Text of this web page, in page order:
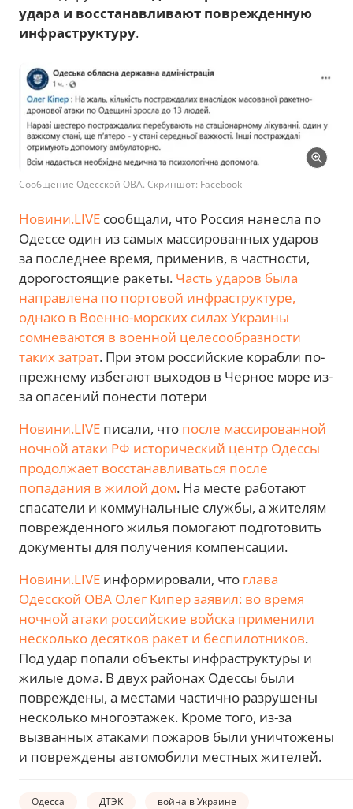
удара и восстанавливают поврежденную
инфраструктуру.
Сообщение Одесской ОВА. Скриншот: Facebook
Новини.LIVE сообщали, что Россия нанесла по
Одессе один из самых массированных ударов
за последнее время, применив, в частности,
дорогостоящие ракеты. Часть ударов была
направлена по портовой инфраструктуре,
однако в Военно-морских силах Украины
сомневаются в военной целесообразности
таких затрат. При этом российские корабли по-
прежнему избегают выходов в Черное море из-
за опасений понести потери
Новини.LIVE писали, что после массированной
ночной атаки РФ исторический центр Одессы
продолжает восстанавливаться после
попадания в жилой дом. На месте работают
спасатели и коммунальные службы, а жителям
поврежденного жилья помогают подготовить
документы для получения компенсации.
Новини.LIVE информировали, что глава
Одесской ОВА Олег Кипер заявил: во время
ночной атаки российские войска применили
несколько десятков ракет и беспилотников.
Под удар попали объекты инфраструктуры и
жилые дома. В двух районах Одессы были
повреждены, а местами частично разрушены
несколько многоэтажек. Кроме того, из-за
вызванных атаками пожаров были уничтожены
и повреждены автомобили местных жителей.
Одесса ДТЭК война в Украине